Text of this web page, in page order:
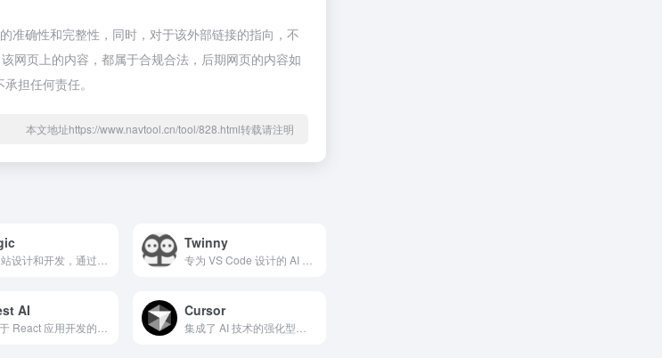
准确性和完整性，同时，对于该外部链接的指向，不
网页上的内容，都属于合规合法，后期网页的内容如
担任何责任。
本文地址https://www.navtool.cn/tool/828.html转载请注明
Twinny
AI Cursor